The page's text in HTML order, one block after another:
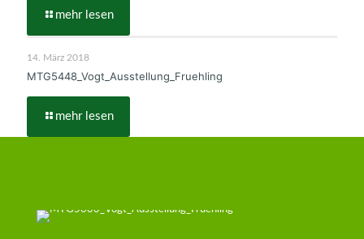
mehr lesen
14. März 2018
MTG5448_Vogt_Ausstellung_Fruehling
mehr lesen